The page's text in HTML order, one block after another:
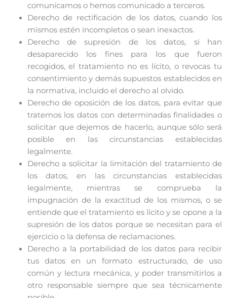
comunicamos o hemos comunicado a terceros.
Derecho de rectificación de los datos, cuando los
mismos estén incompletos o sean inexactos.
Derecho de supresión de los datos, si han
desaparecido los fines para los que fueron
recogidos, el tratamiento no es lícito, o revocas tu
consentimiento y demás supuestos establecidos en
la normativa, incluido el derecho al olvido.
Derecho de oposición de los datos, para evitar que
tratemos los datos con determinadas finalidades o
solicitar que dejemos de hacerlo, aunque sólo será
posible en las circunstancias establecidas
legalmente.
Derecho a solicitar la limitación del tratamiento de
los datos, en las circunstancias establecidas
legalmente, mientras se comprueba la
impugnación de la exactitud de los mismos, o se
entiende que el tratamiento es lícito y se opone a la
supresión de los datos porque se necesitan para el
ejercicio o la defensa de reclamaciones.
Derecho a la portabilidad de los datos para recibir
tus datos en un formato estructurado, de uso
común y lectura mecánica, y poder transmitirlos a
otro responsable siempre que sea técnicamente